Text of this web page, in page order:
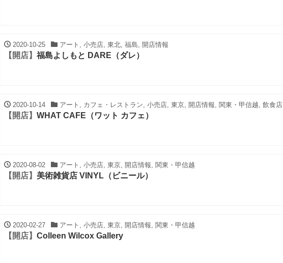
2020-10-25 アート, 小売店, 東北, 福島, 開店情報
【開店】 福島よしもと DARE（ダレ）
2020-10-14 アート, カフェ・レストラン, 小売店, 東京, 開店情報, 関東・甲信越, 飲食店
【開店】 WHAT CAFE（ワット カフェ）
2020-08-02 アート, 小売店, 東京, 開店情報, 関東・甲信越
【開店】 美術雑貨店 VINYL（ビニール）
2020-02-27 アート, 小売店, 東京, 開店情報, 関東・甲信越
【開店】 Colleen Wilcox Gallery